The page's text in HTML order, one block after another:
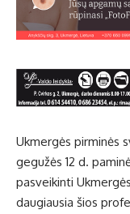
Ukmergės pirminės
gegužės 12 d.
pasveikinti
daugiausia šios